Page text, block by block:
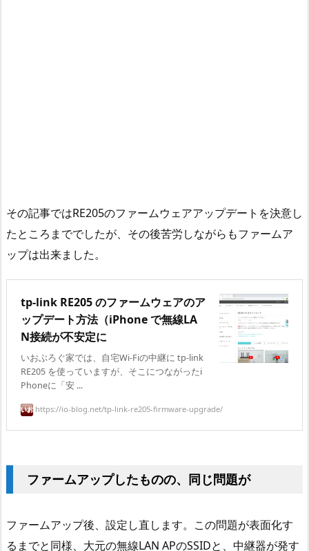
その記事ではRE205のファームウェアアップデートを決意し
たところまででしたが、その後苦労しながらもファームア
ップは出来ました。
tp-link RE205 のファームウェアのア
ップデート方法（iPhone で無線LA
N接続が不安定に
いおぶろぐ家では、自宅Wi-Fiの中継に tp-link
RE205 を使っていますが、そこにつながったi
Phoneに「安 ...
https://io-blog.net/tp-link-re205-firmware-upgrade/
ファームアップしたものの、同じ問題が
ファームアップ後、設定し直します。この問題が表面化す
るまでと同様、大元の無線LAN APのSSIDと、中継器が発す